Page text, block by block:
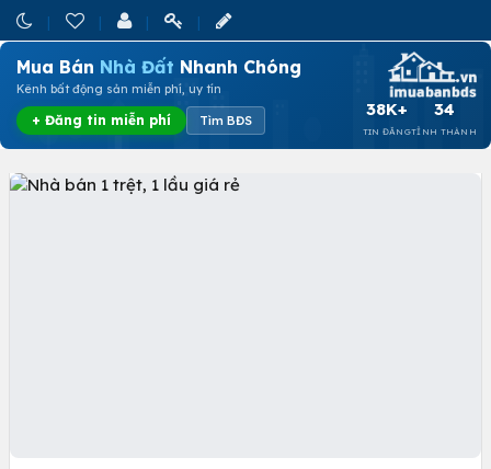
Mua Bán Nhà Đất Nhanh Chóng
Kênh bất động sản miễn phí, uy tín
+ Đăng tin miễn phí Tìm BĐS
38K+
TIN ĐĂNG
34
TỈNH THÀNH